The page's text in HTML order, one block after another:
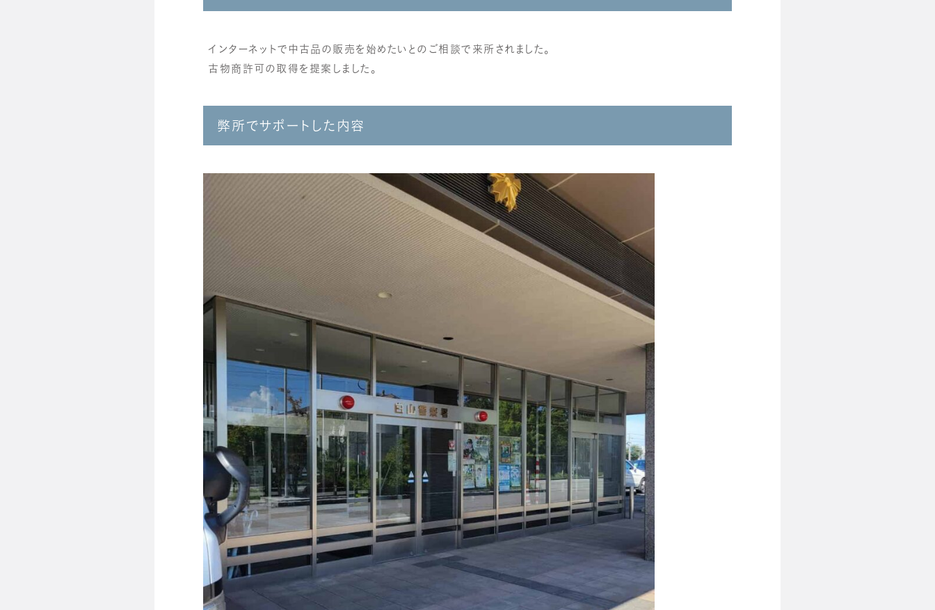
インターネットで中古品の販売を始めたいとのご相談で来所されました。
古物商許可の取得を提案しました。
弊所でサポートした内容